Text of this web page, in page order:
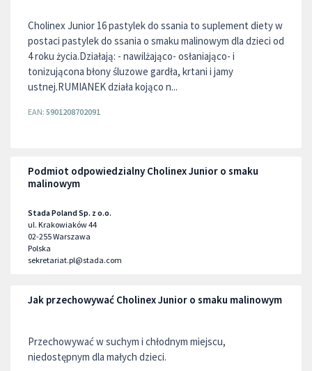
Cholinex Junior 16 pastylek do ssania to suplement diety w
postaci pastylek do ssania o smaku malinowym dla dzieci od
4 roku życia.Działają: - nawilżająco- osłaniająco- i
tonizującona błony śluzowe gardła, krtani i jamy
ustnej.RUMIANEK działa kojąco n...
EAN: 5901208702091
Podmiot odpowiedzialny Cholinex Junior o smaku
malinowym
Stada Poland Sp. z o.o.
ul. Krakowiaków 44
02-255Warszawa
Polska
sekretariat.pl@stada.com
Jak przechowywać Cholinex Junior o smaku malinowym
Przechowywać w suchym i chłodnym miejscu,
niedostępnym dla małych dzieci.